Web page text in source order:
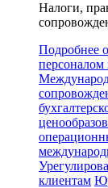
Налоги,
Подробнее
персоналом
клиентам